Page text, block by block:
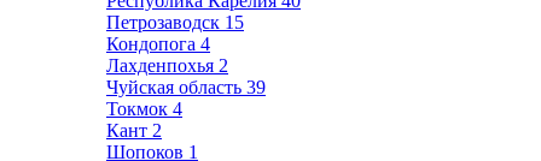
Петрозаводск 15
Кондопога 4
Лахденпохья 2
Чуйская область 39
Токмок 4
Кант 2
Шопоков 1